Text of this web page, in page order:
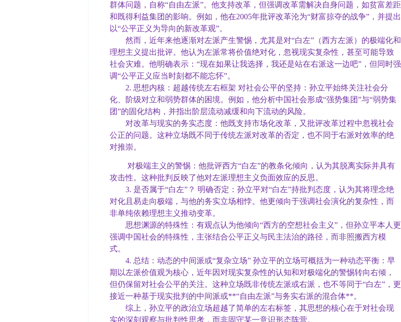
群体问题，自称“自由左派”。他支持改革，但强调改革需解决自身问题，如贫富差距
和既得利益集团的影响。例如，他在2005年批评改革沦为“财富掠夺的战争”，并提出
以“公平正义为导向的新改革观”。
然而，近年来他逐渐对左派产生警惕，尤其是对“白左”（西方左派）的极端化和
理想主义提出批评。他认为左派常将价值绝对化，忽视现实复杂性，甚至可能导致
社会灾难。他明确表示：“现在如果让我选择，我还是站在右派这一边吧”，但同时强
调“公平正义应当时刻都不能忘怀”。
2. 思想内核：超越传统左右框架 对社会公平的坚持：孙立平始终关注社会分
化、阶级对立和弱势群体的困境。例如，他分析中国社会形成“强势集团”与“弱势集
团”的固化结构，并指出阶层流动减缓和向下流动的风险。
对改革与现实的务实态度：他既支持市场化改革，又批评改革过程中忽视社会
公正的问题。这种立场既不同于传统左派对改革的否定，也不同于右派对效率的绝
对推崇。
对极端主义的警惕：他批评西方“白左”的教条化倾向，认为其脱离实际并具有
攻击性。这种批判反映了他对左派理想主义负面效应的反思。
3. 是否属于“白左”？ 明确否定：孙立平对“白左”持批判态度，认为其将理念绝
对化且易走向极端，与他的务实立场相悖。他更倾向于强调社会演化的复杂性，而
非单纯依赖理想主义推动变革。
思想渊源的特殊性：有观点认为他倾向“西方的空想社会主义”，但孙立平本人更
强调中国社会的特殊性，主张结合公平正义与民主法治的路径，而非照搬西方模
式。
4. 总结：动态的中间派或“复杂立场” 孙立平的立场可概括为一种动态平衡：早
期以左派价值观为核心，近年因对现实复杂性的认知和对极端化的警惕转向右倾，
但仍保留对社会公平的关注。这种立场既非传统左派或右派，也不等同于“白左”，更
接近一种基于现实批判的中间派或**“自由左派”与务实右派的混合体**。
综上，孙立平的政治立场超越了简单的左右标签，其思想的核心在于对社会现
实的深刻观察与批判性思考，而非固守某一意识形态阵营。